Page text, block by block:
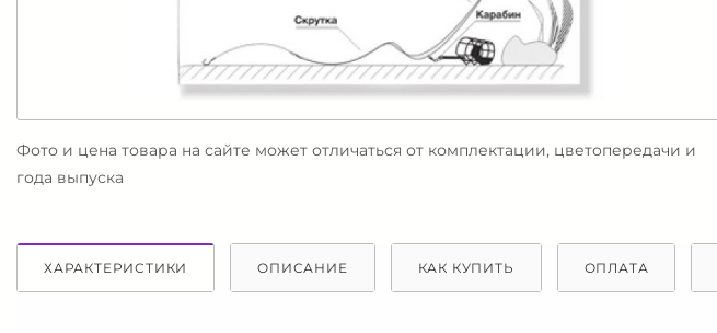
Фото и цена товара на сайте может отличаться от комплектации, цветопередачи и
года выпуска
ХАРАКТЕРИСТИКИ ОПИСАНИЕ КАК КУПИТЬ ОПЛАТА